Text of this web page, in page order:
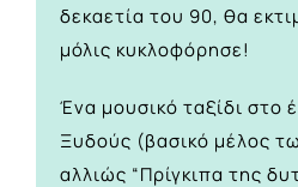
δεκαετία του 90, θα
μόλις κυκλοφόρησε!
Ένα μουσικό ταξίδι στο
Ξυδούς (βασικό μέλος
αλλιώς “Πρίγκιπα της